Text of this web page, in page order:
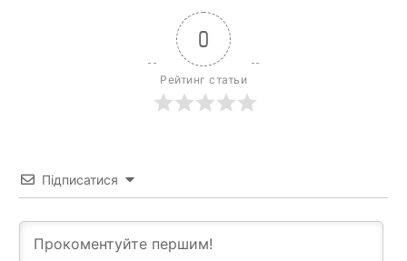
0
Рейтинг статьи
Підписатися